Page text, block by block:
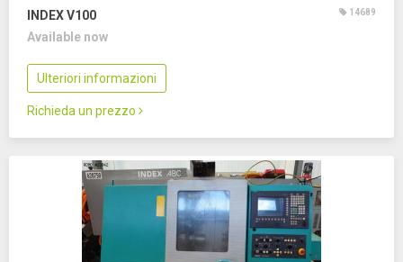
INDEX V100 14689
Available now
Ulteriori informazioni
Richieda un prezzo